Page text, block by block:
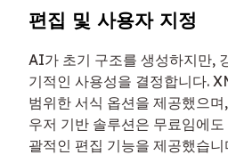
편집 및 사용자 지정
AI가 초기 구조를 생성하지만,
기적인 사용성을 결정합니다.
범위한 서식 옵션을 제공했으
우저 기반 솔루션은 무료임에
괄적인 편집 기능을 제공했습니